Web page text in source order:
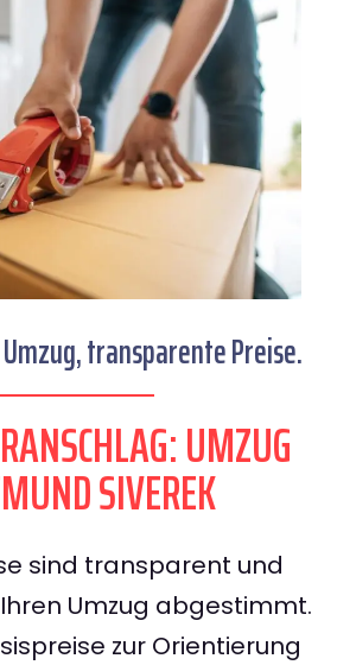
transparente Preise.
UMZUG
SIVEREK
sind transparent und
Umzug abgestimmt.
zur Orientierung